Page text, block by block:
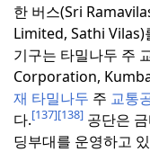
한 버스(Sri
Limited, Sathi Vilas)
기구는 타밀나두 주
Corporation,
재 타밀나두 주 교통
다.[137][138] 공단은
딩부대를 운영하고